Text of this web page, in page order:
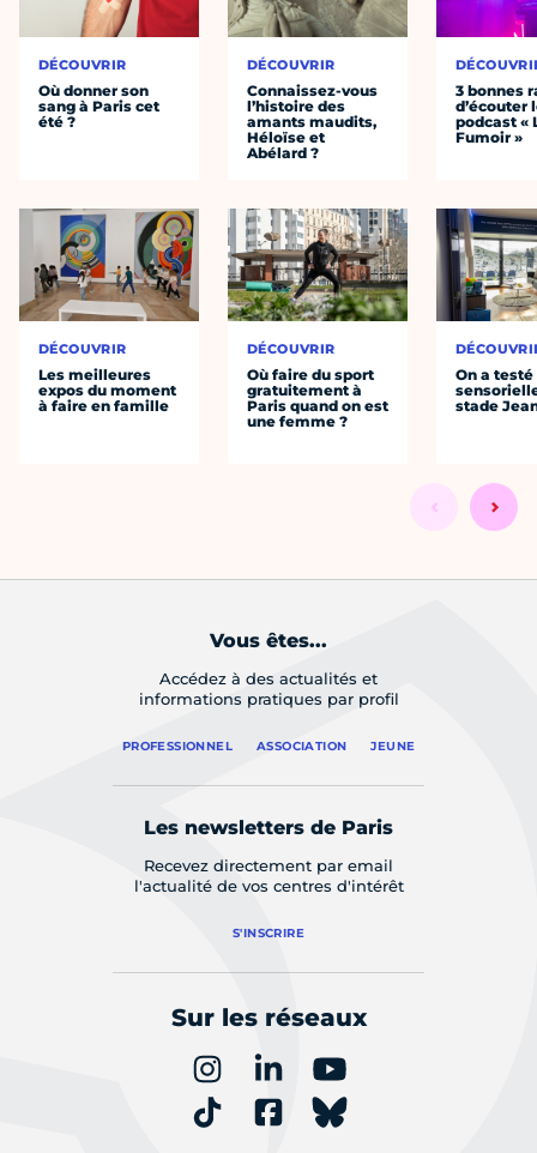
DÉCOUVRIR
Où donner son
sang à Paris cet
été ?
DÉCOUVRIR
Les meilleures
expos du moment
à faire en famille
DÉCOUVRIR
Connaissez-vous
l’histoire des
amants maudits,
Héloïse et
Abélard ?
DÉCOUVRIR
Où faire du sport
gratuitement à
Paris quand on est
une femme ?
3 bonnes
d’écouter
podcast «
Fumoir »
On a
stade
Vous êtes...
Accédez à des actualités et
informations pratiques par profil
PROFESSIONNEL ASSOCIATION JEUNE
Les newsletters de Paris
Recevez directement par email
l'actualité de vos centres d'intérêt
S'INSCRIRE
Sur les réseaux